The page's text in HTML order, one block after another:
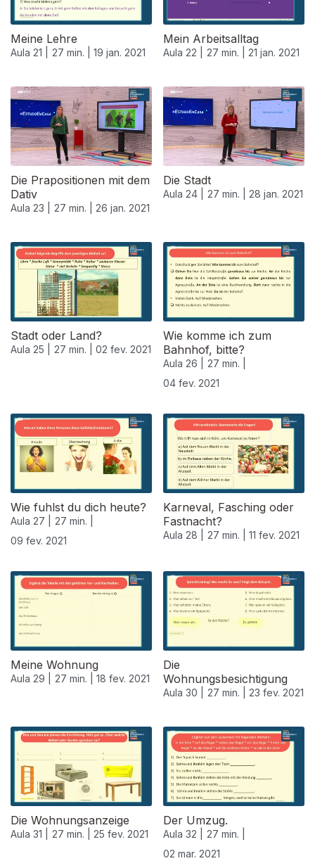
Meine Lehre
Aula 21 | 27 min. | 19 jan. 2021
Mein Arbeitsalltag
Aula 22 | 27 min. | 21 jan. 2021
Die Prapositionen mit dem
Dativ
Aula 23 | 27 min. | 26 jan. 2021
Die Stadt
Aula 24 | 27 min. | 28 jan. 2021
520671
Stadt oder Land?
Aula 25 | 27 min. | 02 fev. 2021
Wie komme ich zum
Bahnhof, bitte?
Aula 26 |
27 min. |
04 fev. 2021
Wie fuhlst du dich heute?
Aula 27 |
27 min. |
09 fev. 2021
Karneval, Fasching oder
Fastnacht?
Aula 28 | 27 min. | 11 fev. 2021
Meine Wohnung
Aula 29 | 27 min. | 18 fev. 2021
Die
Wohnungsbesichtigung
Aula 30 | 27 min. | 23 fev. 2021
Die Wohnungsanzeige
Aula 31 | 27 min. | 25 fev. 2021
Der Umzug.
Aula 32 |
27 min. |
02 mar. 2021